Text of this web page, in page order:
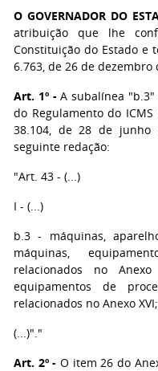
O GOVERNADOR DO
atribuição que lhe
Constituição do Estado e
6.763, de 26 de dezembro
Art. 1º -A subalínea "b.3"
do Regulamento do ICMS
38.104, de 28 de junho
seguinte redação:
"Art. 43 - (...)
I - (...)
b.3 - máquinas,
máquinas,
relacionados no
equipamentos de
relacionados no Anexo XVI;
(...)"."
Art. 2º - O item 26 do